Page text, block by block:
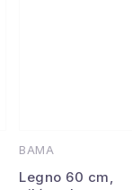
BAMA
Legno 60 cm,